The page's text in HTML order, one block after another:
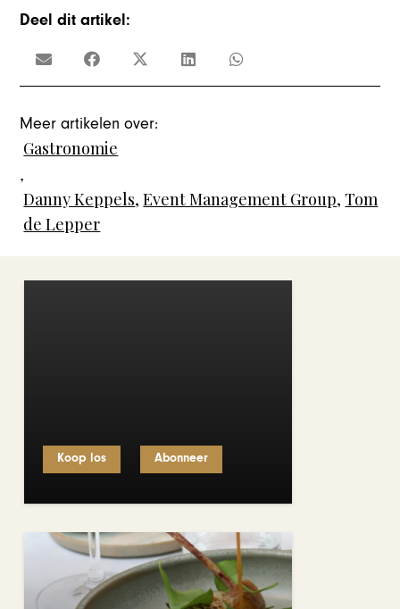
Deel dit artikel:
Meer artikelen over:
Gastronomie
,
Danny Keppels,Event Management Group, Tom
de Lepper
Koop los Abonneer